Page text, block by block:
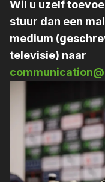
Wil u uzelf
stuur dan een
medium
televisie) naar